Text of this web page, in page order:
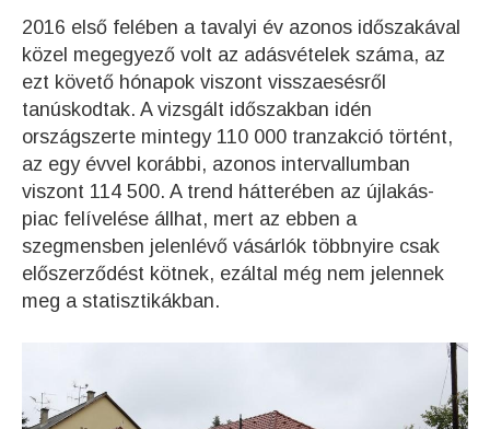
2016 első felében a tavalyi év azonos időszakával
közel megegyező volt az adásvételek száma, az
ezt követő hónapok viszont visszaesésről
tanúskodtak. A vizsgált időszakban idén
országszerte mintegy 110 000 tranzakció történt,
az egy évvel korábbi, azonos intervallumban
viszont 114 500. A trend hátterében az újlakás-
piac felívelése állhat, mert az ebben a
szegmensben jelenlévő vásárlók többnyire csak
előszerződést kötnek, ezáltal még nem jelennek
meg a statisztikákban.